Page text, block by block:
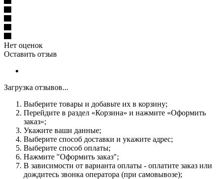
Нет оценок
Оставить отзыв
Загрузка отзывов...
Выберите товары и добавьте их в корзину;
Перейдите в раздел «Корзина» и нажмите «Оформить
заказ»;
Укажите ваши данные;
Выберите способ доставки и укажите адрес;
Выберите способ оплаты;
Нажмите "Оформить заказ";
В зависимости от варианта оплаты - оплатите заказ или
дождитесь звонка оператора (при самовывозе);